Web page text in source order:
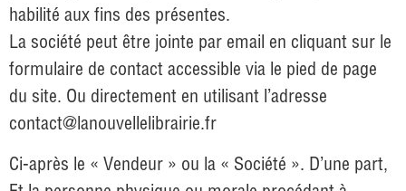
habilité aux fins des présentes.
La société peut être jointe par email en cliquant sur le
formulaire de contact accessible via le pied de page
du site. Ou directement en utilisant l’adresse
contact@lanouvellelibrairie.fr
Ci-après le « Vendeur » ou la « Société ». D’une part,